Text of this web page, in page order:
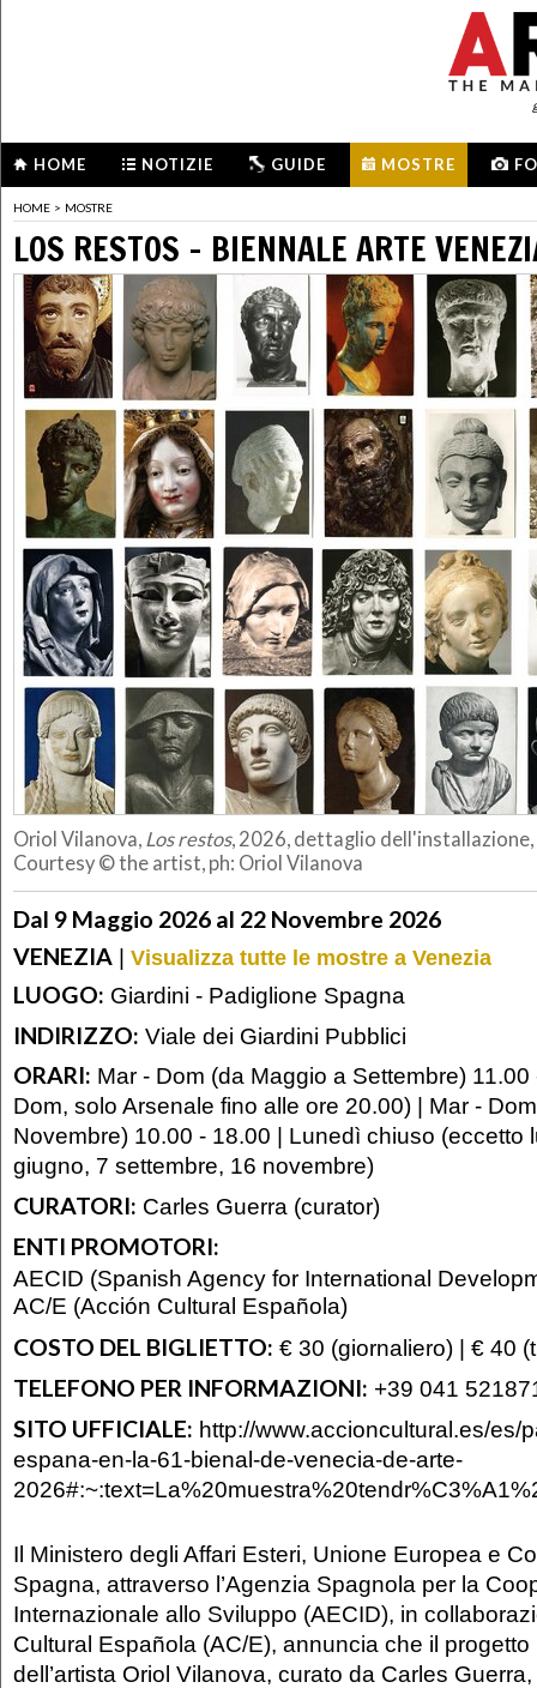
HOME NOTIZIE GUIDE MOSTRE
HOME > MOSTRE
LOS RESTOS - BIENNALE ARTE
Oriol Vilanova, Los restos, 2026, dettaglio
Courtesy © the artist, ph: Oriol Vilanova
Dal 9 Maggio 2026 al 22 Novembre 2026
VENEZIA | Visualizza tutte le mostre a Venezia
LUOGO: Giardini - Padiglione Spagna
INDIRIZZO: Viale dei Giardini Pubblici
ORARI: Mar - Dom (da Maggio a Settembre)
Dom, solo Arsenale fino alle ore 20.00) | Mar -
Novembre) 10.00 - 18.00 | Lunedì chiuso (eccetto
giugno, 7 settembre, 16 novembre)
CURATORI: Carles Guerra (curator)
ENTI PROMOTORI:
AECID (Spanish Agency for International
AC/E (Acción Cultural Española)
COSTO DEL BIGLIETTO: € 30 (giornaliero) | € 40
TELEFONO PER INFORMAZIONI: +39 041
SITO UFFICIALE: http://www.accioncultural.es/es/
espana-en-la-61-bienal-de-venecia-de-arte-
Il Ministero degli Affari Esteri, Unione Europea e
Spagna, attraverso l’Agenzia Spagnola per la
Internazionale allo Sviluppo (AECID), in
Cultural Española (AC/E), annuncia che il
dell’artista Oriol Vilanova, curato da Carles